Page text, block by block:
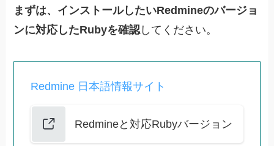
まずは、インストールしたいRedmineのバージョ
ンに対応したRubyを確認してください。
Redmine 日本語情報サイト
Redmineと対応Rubyバージョン